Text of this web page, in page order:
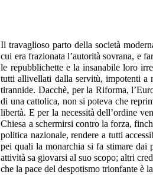
Il travaglioso parto della società
cui era frazionata l’autorità sovrana, e
le repubblichette e la insanabile loro
tutti allivellati dalla servitù, impotenti a
tirannide. Dacchè, per la Riforma,
di una cattolica, non si poteva che
libertà. E per la necessità dell’ordine
Chiesa a schermirsi contro la forza,
politica nazionale, rendere a tutti
pei quali la monarchia si fa stimare dai
attività sa giovarsi al suo scopo; altri
che la pace del despotismo trionfante è